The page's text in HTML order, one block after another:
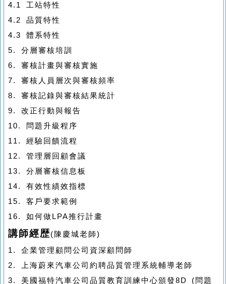
4.1 工站特性
4.2 品質特性
4.3 體系特性
5. 分層審核培訓
6. 審核計畫與審核實施
7. 審核人員層次與審核頻率
8. 審核記錄與審核結果統計
9. 改正行動與報告
10.
問題升級程序
11. 經驗回饋流程
12. 管理層回顧會議
13. 分層審核信息板
14. 有效性績效指標
15. 客戶要求範例
16. 如何做 LPA推行計畫
講師經歴( 陳慶城老師)
1. 企業管理顧問公司資深顧問師
2.
上海蔚來汽車公司約聘品質管理系統輔導老師
3. 美國福特汽車公司品質教育訓練中心頒發8D ( 問題